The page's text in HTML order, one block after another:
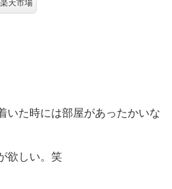
楽天市場
いた時には部屋があったかいな
欲しい。笑